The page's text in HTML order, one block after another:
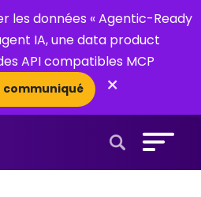
les données « Agentic-Ready
IA, une data product
API compatibles MCP
communiqué ×